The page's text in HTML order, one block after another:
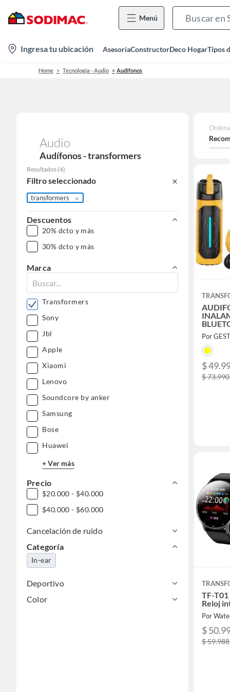
Menú
location-
icon
Ingresa tu ubicación AsesoríaConstructorDeco HogarTipos
Home Tecnología - Audio Audífonos
Audio
Audífonos - transformers
Resultados (4)
Filtro seleccionado
transformers
Descuentos
20% dcto y más
30% dcto y más
Marca
Transformers
Sony
Jbl
Apple
Xiaomi
Lenovo
Soundcore by anker
Samsung
Bose
Huawei
+ Ver más
Precio
$20.000 - $40.000
$40.000 - $60.000
Cancelación de ruido
Categoría
In-ear
Deportivo
Color
$
$ 73.990
TF-T01
Reloj
Por
$
$ 59.988